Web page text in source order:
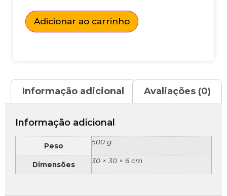
Adicionar ao carrinho
Informação adicional Avaliações (0)
Informação adicional
Peso 500 g
Dimensões 30 × 30 × 6 cm